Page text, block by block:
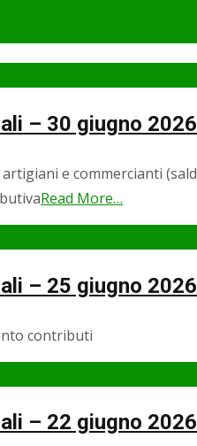
– 30 giugno 2026
e commercianti
Read More…
– 25 giugno 2026
contributi
– 22 giugno 2026